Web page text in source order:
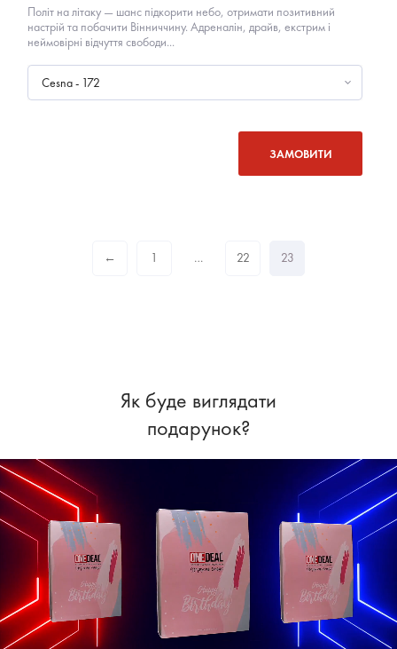
Політ на літаку — шанс підкорити небо, отримати позитивний
настрій та побачити Вінниччину. Адреналін, драйв, екстрим і
неймовірні відчуття свободи...
Cesna - 172
ЗАМОВИТИ
← 1 … 22 23
Як буде виглядати
подарунок?